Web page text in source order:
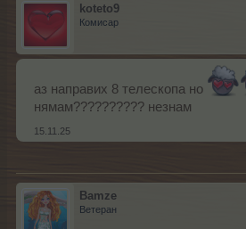
koteto9
Комисар
аз направих 8 телескопа но
нямам?????????? незнам
15.11.25
Bamze
Ветеран